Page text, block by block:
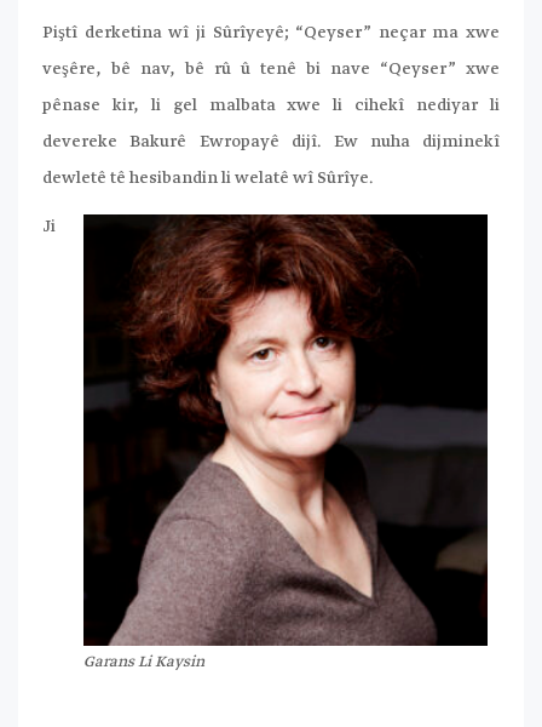
Piştî derketina wî ji Sûrîyeyê; “Qeyser” neçar ma xwe
veşêre, bê nav, bê rû û tenê bi nave “Qeyser” xwe
pênase kir, li gel malbata xwe li cihekî nediyar li
devereke Bakurê Ewropayê dijî. Ew nuha dijminekî
dewletê tê hesibandin li welatê wî Sûrîye.
Garans Li Kaysin
Ji